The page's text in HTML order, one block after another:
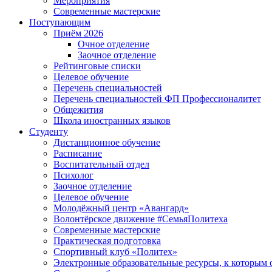
Современные мастерские
Поступающим
Приём 2026
Очное отделение
Заочное отделение
Рейтинговые списки
Целевое обучение
Перечень специальностей
Перечень специальностей ФП Профессионалитет
Общежития
Школа иностранных языков
Студенту
Дистанционное обучение
Расписание
Воспитательный отдел
Психолог
Заочное отделение
Целевое обучение
Молодёжный центр «Авангард»
Волонтёрское движение #СемьяПолитеха
Современные мастерские
Практическая подготовка
Спортивный клуб «Политех»
Электронные образовательные ресурсы, к которым